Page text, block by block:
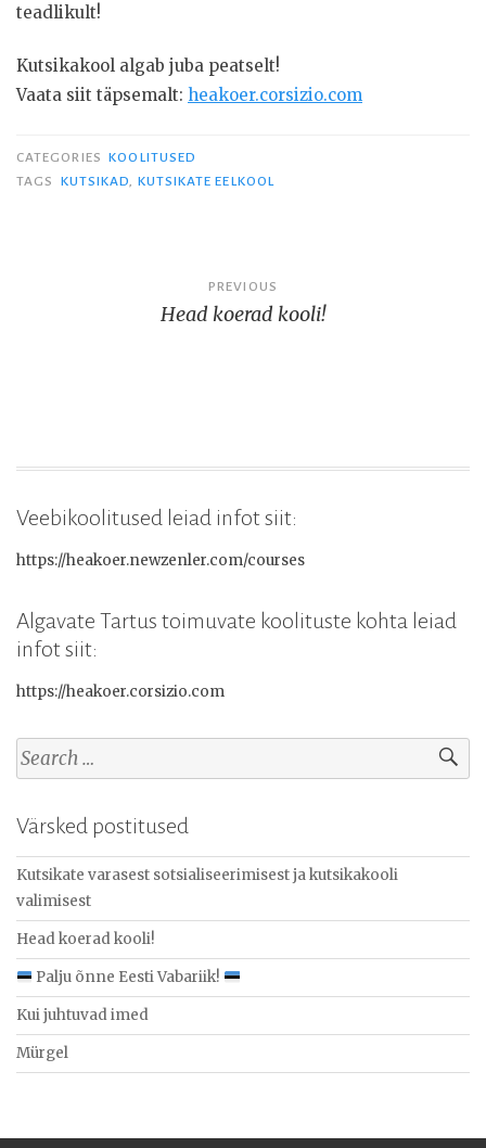
teadlikult!
Kutsikakool algab juba peatselt!
Vaata siit täpsemalt: heakoer.corsizio.com
CATEGORIES KOOLITUSED
TAGS
KUTSIKAD, KUTSIKATE EELKOOL
navigation
PREVIOUS
Head koerad kooli!
Veebikoolitused leiad infot siit:
https://heakoer.newzenler.com/courses
Algavate Tartus toimuvate koolituste kohta leiad
infot siit:
https://heakoer.corsizio.com
Search
for:
Värsked postitused
Kutsikate varasest sotsialiseerimisest ja kutsikakooli
valimisest
Head koerad kooli!
Palju õnne Eesti Vabariik!
Kui juhtuvad imed
Mürgel